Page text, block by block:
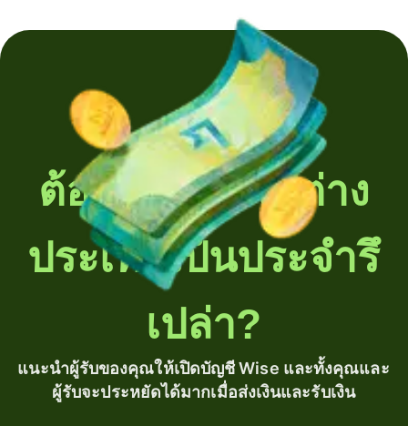
ต้องโอนเงินไปต่าง
ประเทศเป็นประจำรึ
เปล่า?
แนะนำผู้รับของคุณให้เปิดบัญชี Wise และทั้งคุณและ
ผู้รับจะประหยัดได้มากเมื่อส่งเงินและรับเงิน